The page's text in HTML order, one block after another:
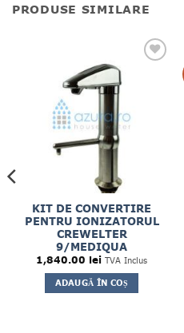
PRODUSE SIMILARE
KIT DE CONVERTIRE
PENTRU IONIZATORUL
CREWELTER
9/MEDIQUA
1,840.00 lei TVA Inclus
ADAUGĂ ÎN COȘ